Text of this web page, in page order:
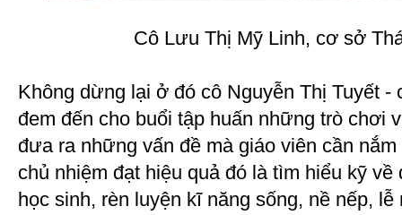
Cô Lưu Thị Mỹ Linh, cơ sở
Không dừng lại ở đó cô Nguyễn Thị Tuyết -
đem đến cho buổi tập huấn những trò chơi
đưa ra những vấn đề mà giáo viên cần
chủ nhiệm đạt hiệu quả đó là tìm hiểu kỹ
học sinh, rèn luyện kĩ năng sống, nề nếp,